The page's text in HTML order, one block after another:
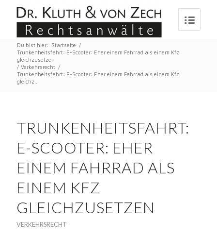
Du bist hier: Startseite
/
Trunkenheitsfahrt: E-Scooter: Eher einem Fahrrad als einem Kfz
gleichzusetzen
/ Verkehrsrecht /
Trunkenheitsfahrt: E-Scooter: Eher einem Fahrrad als einem Kfz
gleichz...
TRUNKENHEITSFAHRT:
E-SCOOTER: EHER
EINEM FAHRRAD ALS
EINEM KFZ
GLEICHZUSETZEN
VERKEHRSRECHT